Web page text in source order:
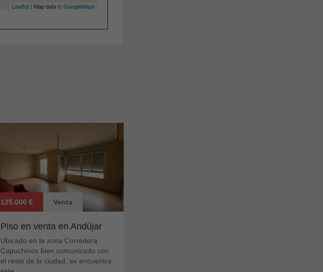
Leaflet| Map data ©GoogleMaps
125.000 € Venta
Piso en venta en Andújar
Ubicado en la zona Corredera
Capuchinos bien comunicado con
el resto de la ciudad, se encuentra